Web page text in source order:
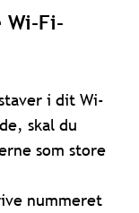
Wi-Fi-
i dit Wi-
skal du
som store
nummeret